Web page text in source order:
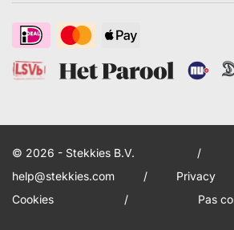
© 2026 - Stekkies B.V. /
help@stekkies.com
/ Privacy
Cookies
/ Pas